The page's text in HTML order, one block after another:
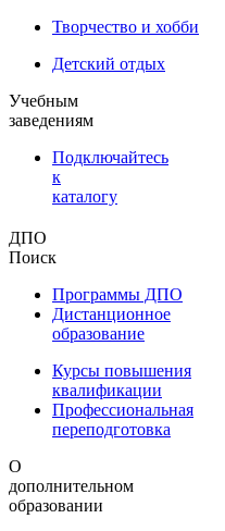
Творчество и хобби
Детский отдых
Учебным
заведениям
Подключайтесь
к
каталогу
ДПО
Поиск
Программы ДПО
Дистанционное
образование
Курсы повышения
квалификации
Профессиональная
переподготовка
О
дополнительном
образовании